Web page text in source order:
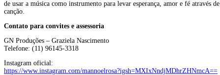
de usar a música como instrumento para levar esperança, amor e fé através
canção.
Contato para convites e assessoria
GN Produções – Graziela Nascimento
Telefone: (11) 96145-3318
Instagram oficial:
https://www.instagram.com/mannoelrosa?igsh=MXIxNndjMDhrZHNmcA==